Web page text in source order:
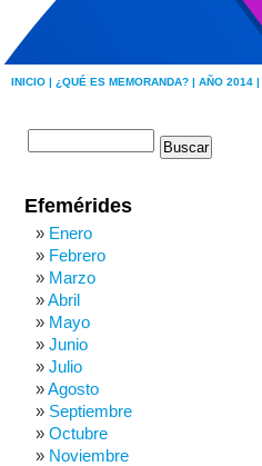
INICIO | ¿QUÉ ES MEMORANDA? | AÑO 2014 |
Efemérides
Enero
Febrero
Marzo
Abril
Mayo
Junio
Julio
Agosto
Septiembre
Octubre
Noviembre